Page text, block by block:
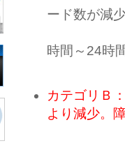
ード数が減
時間～24時
カテゴリＢ
より減少。